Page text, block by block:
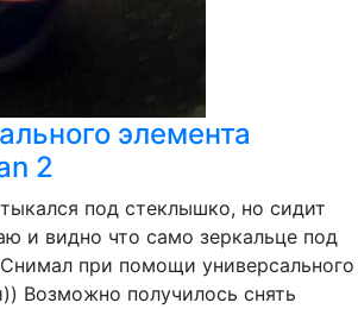
элемента
2
под стеклышко, но сидит
и видно что само зеркальце под
Снимал при помощи универсального
Возможно получилось снять